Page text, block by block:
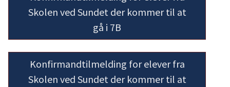
Skolen ved Sundet der kommer til at
gå i 7B
Konfirmandtilmelding for elever fra
Skolen ved Sundet der kommer til at